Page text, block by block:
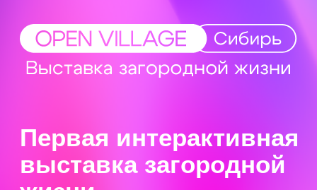
жизни
30 июля – 23 августа